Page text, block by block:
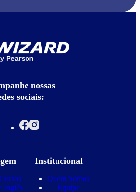
nossas
sociais:
Inglês
Institucional
Quem Somos
Equipe